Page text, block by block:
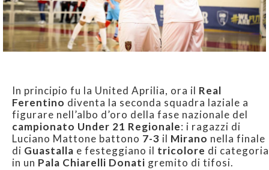
In principio fu la United Aprilia, ora il Real
Ferentino diventa la seconda squadra laziale a
figurare nell’albo d’oro della fase nazionale del
campionato Under 21 Regionale: i ragazzi di
Luciano Mattone battono 7-3 il Mirano nella finale
di Guastalla e festeggiano il tricolore di categoria
in un Pala Chiarelli Donati gremito di tifosi.